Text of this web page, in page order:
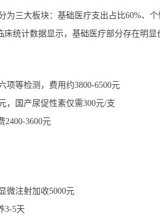
为三大板块：基础医疗支出占比60%、
统计数据显示，基础医疗部分存在明显
项等检测，费用约3800-6500元
，国产尿促性素仅需300元/支
2400-3600元
微注射加收5000元
3-5天